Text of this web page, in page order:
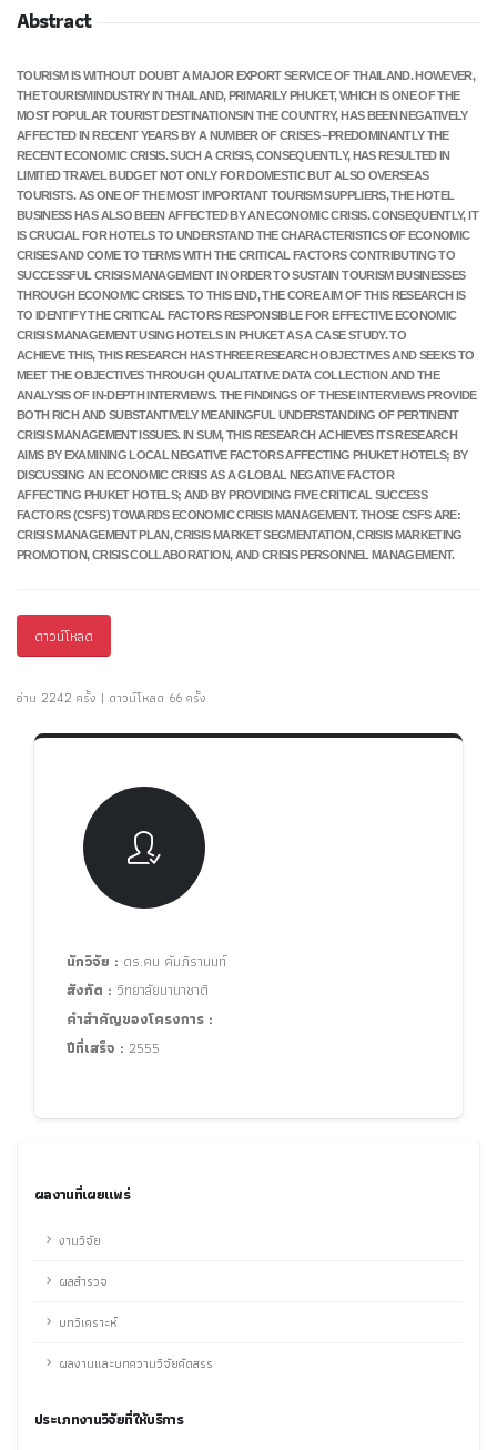
Abstract
TOURISM IS WITHOUT DOUBT A MAJOR EXPORT SERVICE OF THAILAND. HOWEVER,
THE TOURISMINDUSTRY IN THAILAND, PRIMARILY PHUKET, WHICH IS ONE OF THE
MOST POPULAR TOURIST DESTINATIONSIN THE COUNTRY, HAS BEEN NEGATIVELY
AFFECTED IN RECENT YEARS BY A NUMBER OF CRISES –PREDOMINANTLY THE
RECENT ECONOMIC CRISIS. SUCH A CRISIS, CONSEQUENTLY, HAS RESULTED IN
LIMITEDTRAVEL BUDGET NOT ONLY FOR DOMESTIC BUT ALSO OVERSEAS
TOURISTS. AS ONE OF THE MOST IMPORTANTTOURISM SUPPLIERS, THE HOTEL
BUSINESS HAS ALSO BEEN AFFECTED BY AN ECONOMIC CRISIS.CONSEQUENTLY, IT
IS CRUCIAL FOR HOTELS TO UNDERSTAND THE CHARACTERISTICS OF ECONOMIC
CRISES ANDCOME TO TERMS WITH THE CRITICAL FACTORS CONTRIBUTING TO
SUCCESSFUL CRISIS MANAGEMENT IN ORDERTO SUSTAIN TOURISM BUSINESSES
THROUGH ECONOMIC CRISES.TO THIS END, THE CORE AIM OF THIS RESEARCH IS
TO IDENTIFY THE CRITICAL FACTORS RESPONSIBLEFOR EFFECTIVE ECONOMIC
CRISIS MANAGEMENT USING HOTELS IN PHUKET AS A CASE STUDY. TO
ACHIEVETHIS, THIS RESEARCH HAS THREE RESEARCH OBJECTIVES AND SEEKS TO
MEET THE OBJECTIVES THROUGHQUALITATIVE DATA COLLECTION AND THE
ANALYSIS OF IN-DEPTH INTERVIEWS. THE FINDINGS OF THESEINTERVIEWS PROVIDE
BOTH RICH AND SUBSTANTIVELY MEANINGFUL UNDERSTANDING OF PERTINENT
CRISISMANAGEMENT ISSUES.IN SUM, THIS RESEARCH ACHIEVES ITS RESEARCH
AIMS BY EXAMINING LOCAL NEGATIVE FACTORSAFFECTING PHUKET HOTELS; BY
DISCUSSING AN ECONOMIC CRISIS AS A GLOBAL NEGATIVE FACTOR
AFFECTING PHUKET HOTELS; AND BY PROVIDING FIVE CRITICAL SUCCESS
FACTORS (CSFS) TOWARDS ECONOMIC CRISISMANAGEMENT. THOSE CSFS ARE:
CRISIS MANAGEMENT PLAN, CRISIS MARKET SEGMENTATION, CRISISMARKETING
PROMOTION, CRISIS COLLABORATION, AND CRISIS PERSONNEL MANAGEMENT.
ดาวน์โหลด
อ่าน 2242 ครั้ง | ดาวน์โหลด 66 ครั้ง
นักวิจัย : ดร.คม คัมภิรานนท์
สังกัด : วิทยาลัยนานาชาติ
คำสำคัญของโครงการ :
ปีที่เสร็จ : 2555
ผลงานที่เผยแพร่
งานวิจัย
ผลสำรวจ
บทวิเคราะห์
ผลงานและบทความวิจัยคัดสรร
ประเภทงานวิจัยที่ให้บริการ